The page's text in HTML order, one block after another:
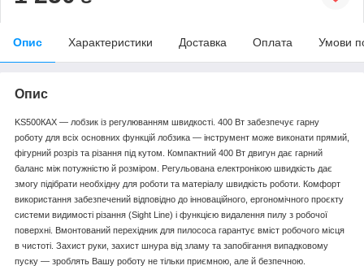
Опис Характеристики Доставка Оплата Умови
Опис
KS500КAX — лобзик із регулюванням швидкості. 400 Вт забезпечує гарну
роботу для всіх основних функцій лобзика — інструмент може виконати прямий,
фігурний розріз та різання під кутом. Компактний 400 Вт двигун дає гарний
баланс між потужністю й розміром. Регульована електронікою швидкість дає
змогу підібрати необхідну для роботи та матеріалу швидкість роботи. Комфорт
використання забезпечений відповідно до інноваційного, ергономічного проєкту
системи видимості різання (Sight Line) і функцією видалення пилу з робочої
поверхні. Вмонтований перехідник для пилососа гарантує вміст робочого місця
в чистоті. Захист руки, захист шнура від зламу та запобігання випадковому
пуску — зроблять Вашу роботу не тільки приємною, але й безпечною.